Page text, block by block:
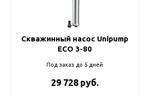
Скважинный насос Unipump
ECO 3-80
Под заказ до 5 дней
29 728 руб.